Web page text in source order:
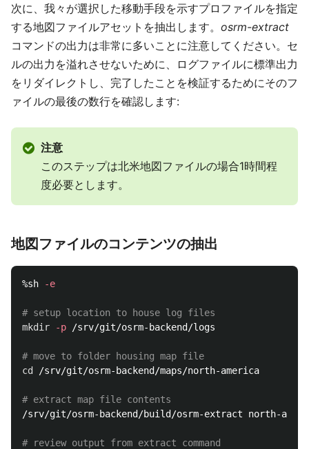
次に、我々が選択した移動手段を示すプロファイルを指定
する地図ファイルアセットを抽出します。 osrm-extract
コマンドの出力は非常に多いことに注意してください。セ
ルの出力を溢れさせないために、ログファイルに標準出力
をリダイレクトし、完了したことを検証するためにそのフ
ァイルの最後の数行を確認します:
注意
このステップは北米地図ファイルの場合1時間程
度必要とします。
地図ファイルのコンテンツの抽出
%sh -e
# setup location to house log files
mkdir
-p /srv/git/osrm-backend/logs
# move to folder housing map file
cd
/srv/git/osrm-backend/maps/north-america
# extract map file contents
/srv/git/osrm-backend/build/osrm-extract north-
# review output from extract command